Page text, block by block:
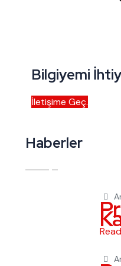
Bilgiyemi
İletişime Geç.
Haberler